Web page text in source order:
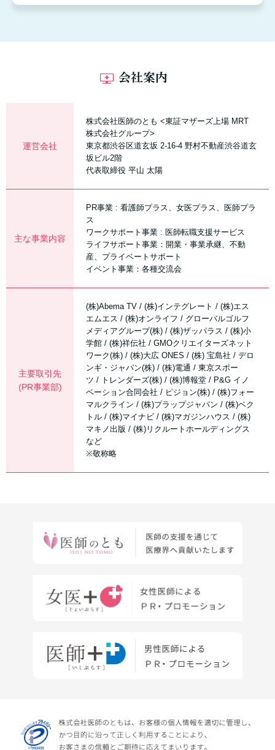
会社案内
運営会社
株式会社医師のとも <東証マザーズ上場 MRT
株式会社グループ>
東京都渋谷区道玄坂 2-16-4 野村不動産渋谷道玄
坂ビル2階
代表取締役 平山 太陽
主な事業内容
PR事業 : 看護師プラス、女医プラス、医師プラ
ス
ワークサポート事業 : 医師転職支援サービス
ライフサポート事業：開業・事業承継、不動
産、プライベートサポート
イベント事業：各種交流会
主要取引先
(PR事業部)
(株)Abema TV / (株)インテグレート / (株)エス
エムエス / (株)オンライフ / グローバルゴルフ
メディアグループ(株) / (株)ザッパラス / (株)小
学館 / (株)祥伝社 / GMOクリエイターズネット
ワーク(株) / (株)大広 ONES / (株) 宝島社 / デロ
ンギ・ジャパン(株) / (株)電通 / 東京スポー
ツ / トレンダーズ(株) / (株)博報堂 / P&G イノ
ベーション合同会社 / ピジョン(株) / (株)フォー
マルクライン / (株)プラップジャパン / (株)ベク
トル / (株)マイナビ / (株)マガジンハウス / (株)
マキノ出版 / (株)リクルートホールディングス
など
※敬称略